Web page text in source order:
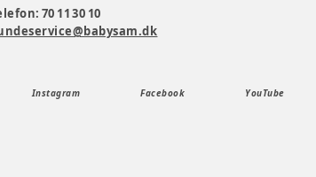
70 11 30 10
Instagram Facebook YouTube